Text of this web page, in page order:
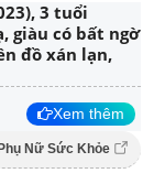
3 tuổi
giàu có bất ngờ
đồ xán lạn,
Xem thêm
Nữ Sức Khỏe